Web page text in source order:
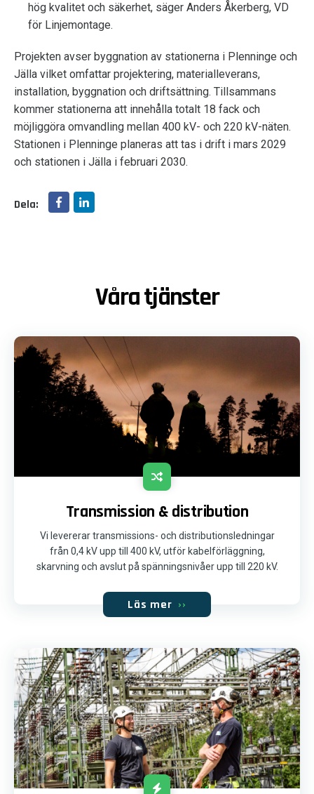
hög kvalitet och säkerhet, säger Anders Åkerberg, VD
för Linjemontage.
Projekten avser byggnation av stationerna i Plenninge och
Jälla vilket omfattar projektering, materialleverans,
installation, byggnation och driftsättning. Tillsammans
kommer stationerna att innehålla totalt 18 fack och
möjliggöra omvandling mellan 400 kV- och 220 kV-näten.
Stationen i Plenninge planeras att tas i drift i mars 2029
och stationen i Jälla i februari 2030.
Dela:
Våra tjänster
Transmission & distribution
Vi levererar transmissions- och distributionsledningar
från 0,4 kV upp till 400 kV, utför kabelförläggning,
skarvning och avslut på spänningsnivåer upp till 220 kV.
Läs mer ››